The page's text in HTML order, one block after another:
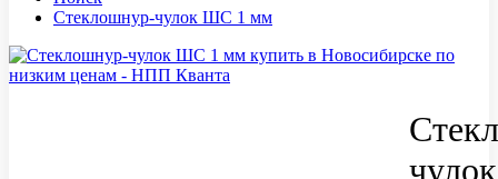
Стеклошнур-чулок ШС 1 мм
чулок